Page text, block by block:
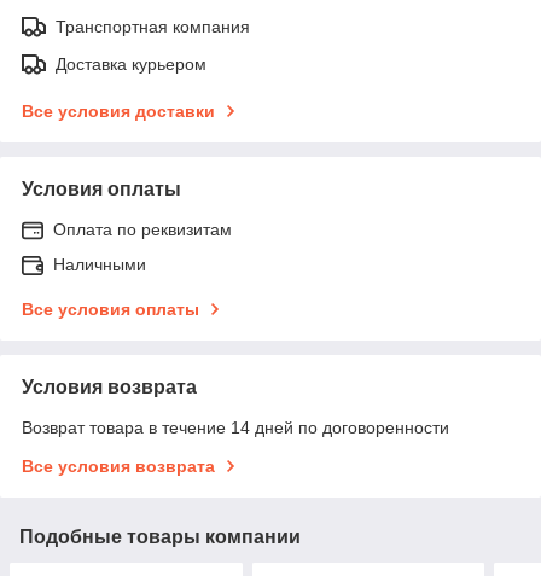
Транспортная компания
Доставка курьером
Все условия доставки
Условия оплаты
Оплата по реквизитам
Наличными
Все условия оплаты
Условия возврата
Возврат товара в течение 14 дней по договоренности
Все условия возврата
Подобные товары компании